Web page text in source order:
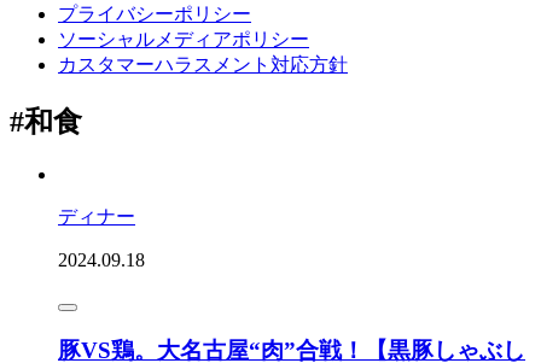
プライバシーポリシー
ソーシャルメディアポリシー
カスタマーハラスメント対応方針
#和食
ディナー
2024.09.18
豚VS鶏。大名古屋“肉”合戦！【黒豚しゃぶし